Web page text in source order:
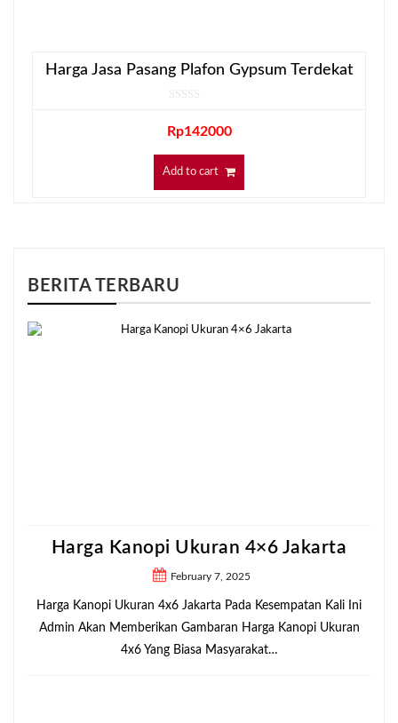
Harga Jasa Pasang Plafon Gypsum Terdekat
Rp142000
Add to cart
BERITA TERBARU
Harga Kanopi Ukuran 4×6 Jakarta
February 7, 2025
Harga Kanopi Ukuran 4x6 Jakarta Pada Kesempatan Kali Ini
Admin Akan Memberikan Gambaran Harga Kanopi Ukuran
4x6 Yang Biasa Masyarakat…